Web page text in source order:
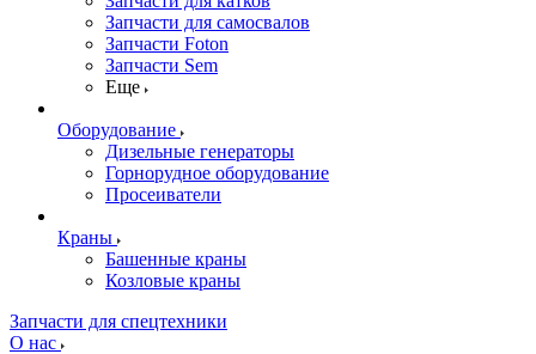
Запчасти для самосвалов
Запчасти Foton
Запчасти Sem
Еще
Оборудование
Дизельные генераторы
Горнорудное оборудование
Просеиватели
Краны
Башенные краны
Козловые краны
Запчасти для спецтехники
О нас